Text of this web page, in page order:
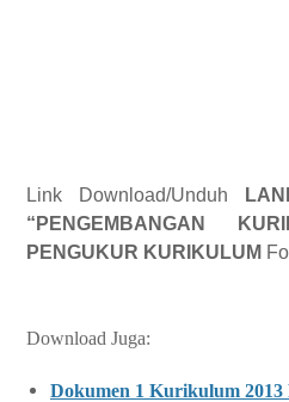
Link Download/Unduh
“PENGEMBANGAN
PENGUKUR KURIKULUM
Download Juga:
Dokumen 1 Kurikulum 2013